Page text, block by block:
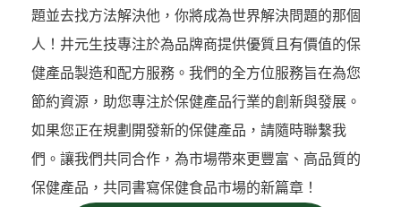
題並去找方法解決他，你將成為世界解決問題的那個
人！井元生技專注於為品牌商提供優質且有價值的保
健產品製造和配方服務。我們的全方位服務旨在為您
節約資源，助您專注於保健產品行業的創新與發展。
如果您正在規劃開發新的保健產品，請隨時聯繫我
們。讓我們共同合作，為市場帶來更豐富、高品質的
保健產品，共同書寫保健食品市場的新篇章！